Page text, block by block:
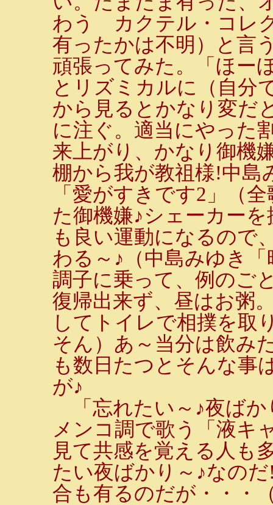
わう カクテル・コレ
有ったかは不明）と言
頑張ってみた。「ほー
とリズミカルに（自分
から見るとかなり変だ
に注ぐ。適当にやった
来上がり、かなり御機
棚から我が教祖様!中島
「愛がすきです2」（
た御機嫌♪シェーカー
も良い運動になるの
わる～♪（中島みゆき
調子に乗って、例のご
復帰出来ず、昼はお粥
してトイレで相撲を取
そん）あ～当分は飲み
も数日たつとそんな事
が♪
「忘れたい～♪夜ばか
メンコ調で歌う「液キ
見て共感を覚える人も
たい夜ばかり～♪なの
合も有るのだが・・・